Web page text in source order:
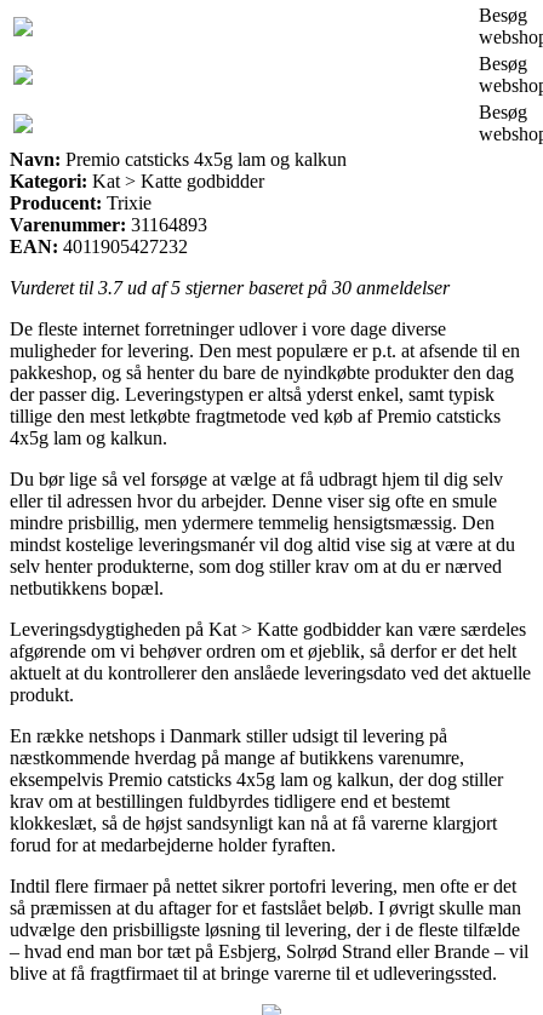
Besøg
Besøg
Besøg
Navn: Premio catsticks 4x5g lam og kalkun
Kategori: Kat > Katte godbidder
Producent: Trixie
Varenummer: 31164893
EAN: 4011905427232
Vurderet til 3.7ud af 5 stjerner baseret på 30 anmeldelser
De fleste internet forretninger udlover i vore dage diverse
muligheder for levering. Den mest populære er p.t. at afsende til en
pakkeshop, og så henter du bare de nyindkøbte produkter den dag
der passer dig. Leveringstypen er altså yderst enkel, samt typisk
tillige den mest letkøbte fragtmetode ved køb af Premio catsticks
4x5g lam og kalkun.
Du bør lige så vel forsøge at vælge at få udbragt hjem til dig selv
eller til adressen hvor du arbejder. Denne viser sig ofte en smule
mindre prisbillig, men ydermere temmelig hensigtsmæssig. Den
mindst kostelige leveringsmanér vil dog altid vise sig at være at du
selv henter produkterne, som dog stiller krav om at du er nærved
netbutikkens bopæl.
Leveringsdygtigheden på Kat > Katte godbidder kan være særdeles
afgørende om vi behøver ordren om et øjeblik, så derfor er det helt
aktuelt at du kontrollerer den anslåede leveringsdato ved det aktuelle
produkt.
En række netshops i Danmark stiller udsigt til levering på
næstkommende hverdag på mange af butikkens varenumre,
eksempelvis Premio catsticks 4x5g lam og kalkun, der dog stiller
krav om at bestillingen fuldbyrdes tidligere end et bestemt
klokkeslæt, så de højst sandsynligt kan nå at få varerne klargjort
forud for at medarbejderne holder fyraften.
Indtil flere firmaer på nettet sikrer portofri levering, men ofte er det
så præmissen at du aftager for et fastslået beløb. I øvrigt skulle man
udvælge den prisbilligste løsning til levering, der i de fleste tilfælde
– hvad end man bor tæt på Esbjerg, Solrød Strand eller Brande – vil
blive at få fragtfirmaet til at bringe varerne til et udleveringssted.